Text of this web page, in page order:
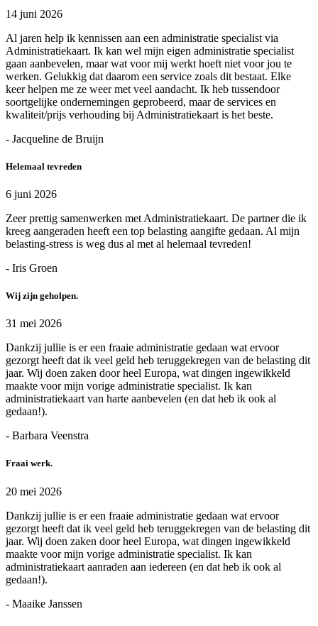
14 juni 2026
Al jaren help ik kennissen aan een administratie specialist via
Administratiekaart. Ik kan wel mijn eigen administratie specialist
gaan aanbevelen, maar wat voor mij werkt hoeft niet voor jou te
werken. Gelukkig dat daarom een service zoals dit bestaat. Elke
keer helpen me ze weer met veel aandacht. Ik heb tussendoor
soortgelijke ondernemingen geprobeerd, maar de services en
kwaliteit/prijs verhouding bij Administratiekaart is het beste.
- Jacqueline de Bruijn
Helemaal tevreden
6 juni 2026
Zeer prettig samenwerken met Administratiekaart. De partner die ik
kreeg aangeraden heeft een top belasting aangifte gedaan. Al mijn
belasting-stress is weg dus al met al helemaal tevreden!
- Iris Groen
Wij zijn geholpen.
31 mei 2026
Dankzij jullie is er een fraaie administratie gedaan wat ervoor
gezorgt heeft dat ik veel geld heb teruggekregen van de belasting dit
jaar. Wij doen zaken door heel Europa, wat dingen ingewikkeld
maakte voor mijn vorige administratie specialist. Ik kan
administratiekaart van harte aanbevelen (en dat heb ik ook al
gedaan!).
- Barbara Veenstra
Fraai werk.
20 mei 2026
Dankzij jullie is er een fraaie administratie gedaan wat ervoor
gezorgt heeft dat ik veel geld heb teruggekregen van de belasting dit
jaar. Wij doen zaken door heel Europa, wat dingen ingewikkeld
maakte voor mijn vorige administratie specialist. Ik kan
administratiekaart aanraden aan iedereen (en dat heb ik ook al
gedaan!).
- Maaike Janssen